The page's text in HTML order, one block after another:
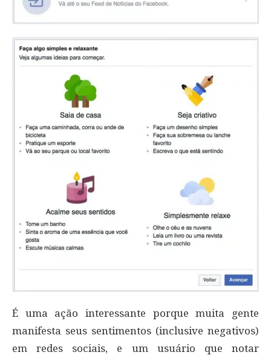
É uma ação interessante porque muita gente
manifesta seus sentimentos (inclusive negativos)
em redes sociais, e um usuário que notar